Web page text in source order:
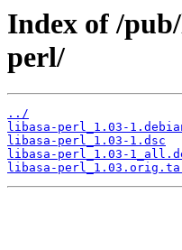
Index of /
perl/
../
libasa-perl_1.03-
libasa-perl_1.03-1.dsc
libasa-perl_1.03-
libasa-